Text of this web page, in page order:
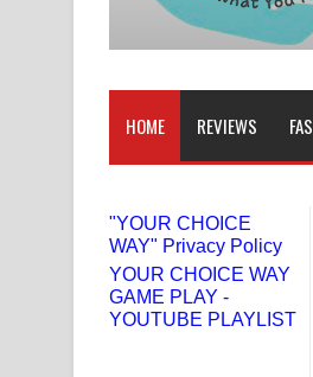
Lassana
Gemak Deela
Doni Song
Benthara
Sanda
HOME REVIEWS
"YOUR CHOICE
WAY" Privacy Policy
YOUR CHOICE WAY
GAME PLAY -
YOUTUBE PLAYLIST